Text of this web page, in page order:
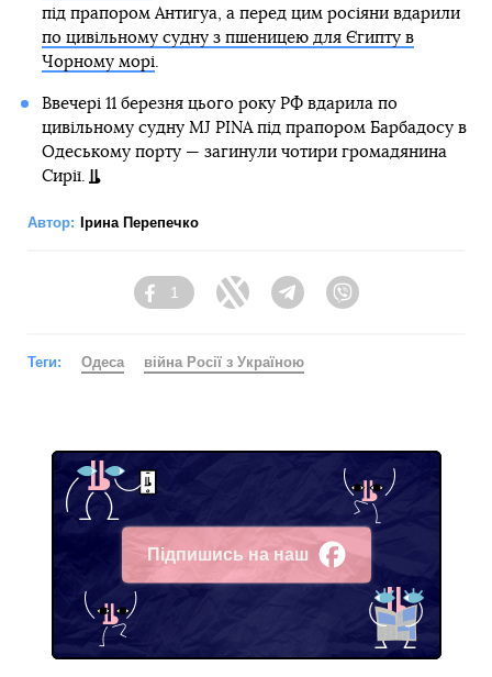
під прапором Антигуа, а перед цим росіяни вдарили
по цивільному судну з пшеницею для Єгипту в
Чорному морі.
Ввечері 11 березня цього року РФ вдарила по
цивільному судну MJ PINA під прапором Барбадосу в
Одеському порту — загинули чотири громадянина
Сирії.
Автор: Ірина Перепечко
Facebook
1
Twitter TelegramViber
Теги: Одеса війна Росії з Україною
Підпишись на наш
Facebook